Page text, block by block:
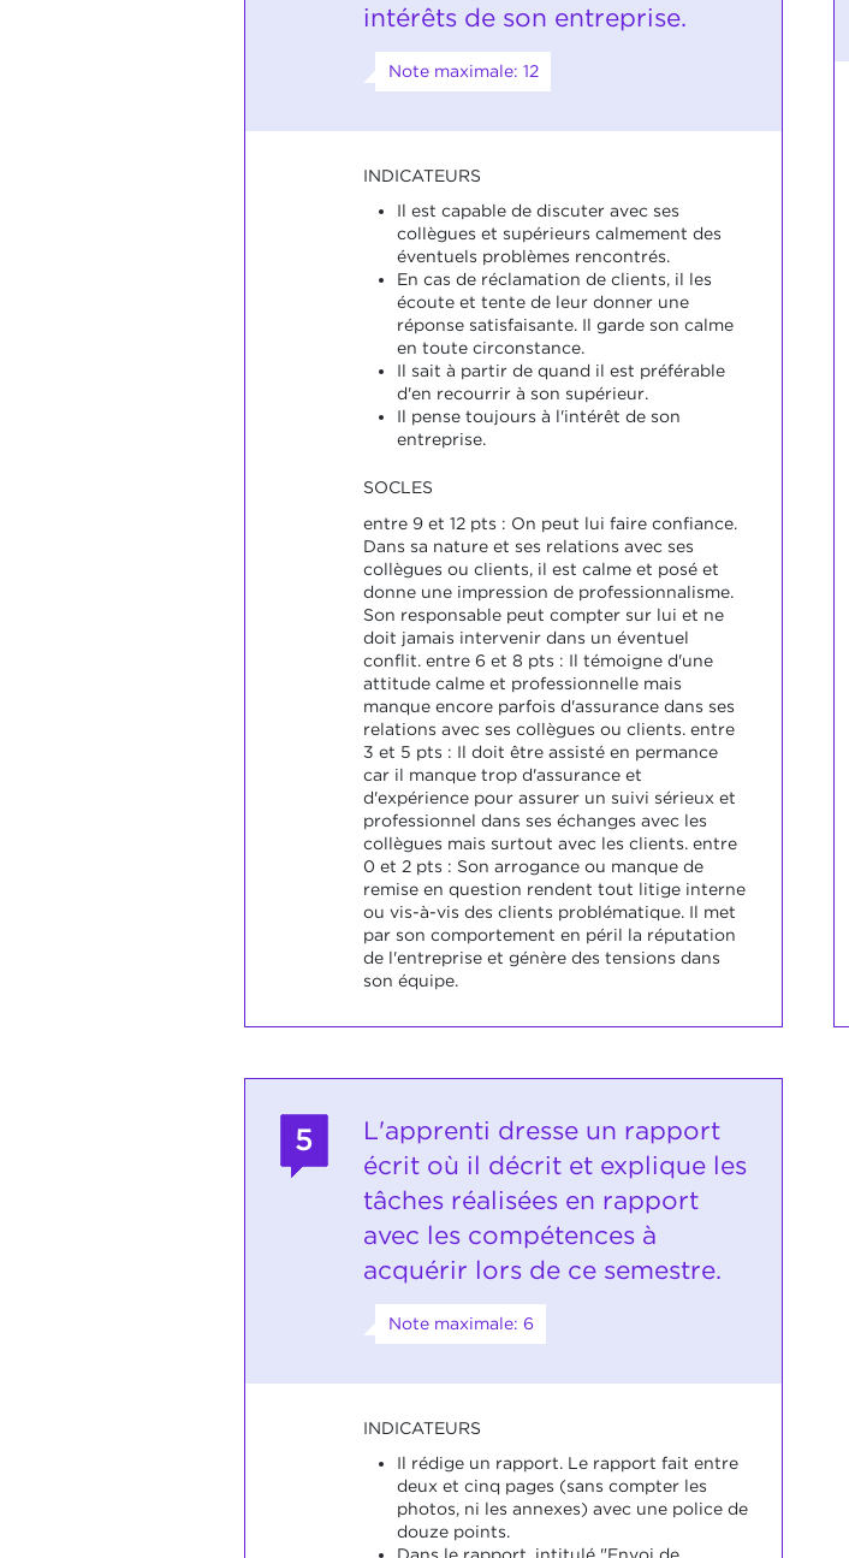
intérêts de son entreprise.
Note maximale: 12
INDICATEURS
Il est capable de discuter avec ses
collègues et supérieurs calmement des
éventuels problèmes rencontrés.
En cas de réclamation de clients, il les
écoute et tente de leur donner une
réponse satisfaisante. Il garde son calme
en toute circonstance.
Il sait à partir de quand il est préférable
d'en recourrir à son supérieur.
Il pense toujours à l'intérêt de son
entreprise.
SOCLES
entre 9 et 12 pts : On peut lui faire confiance.
Dans sa nature et ses relations avec ses
collègues ou clients, il est calme et posé et
donne une impression de professionnalisme.
Son responsable peut compter sur lui et ne
doit jamais intervenir dans un éventuel
conflit. entre 6 et 8 pts : Il témoigne d'une
attitude calme et professionnelle mais
manque encore parfois d'assurance dans ses
relations avec ses collègues ou clients. entre
3 et 5 pts : Il doit être assisté en permance
car il manque trop d'assurance et
d'expérience pour assurer un suivi sérieux et
professionnel dans ses échanges avec les
collègues mais surtout avec les clients. entre
0 et 2 pts : Son arrogance ou manque de
remise en question rendent tout litige interne
ou vis-à-vis des clients problématique. Il met
par son comportement en péril la réputation
de l'entreprise et génère des tensions dans
son équipe.
5
L'apprenti dresse un rapport
écrit où il décrit et explique les
tâches réalisées en rapport
avec les compétences à
acquérir lors de ce semestre.
Note maximale: 6
INDICATEURS
Il rédige un rapport. Le rapport fait entre
deux et cinq pages (sans compter les
photos, ni les annexes) avec une police de
douze points.